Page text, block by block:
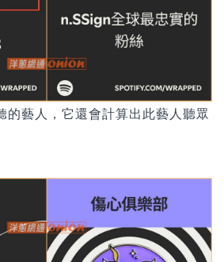
藝人，它還會計算出此藝人聽眾